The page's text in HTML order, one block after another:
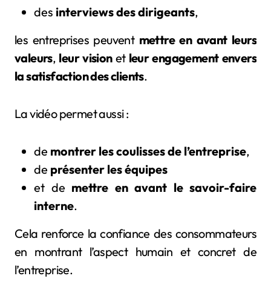
des interviews des dirigeants,
les entreprises peuvent mettre en avant leurs
valeurs, leur visionet leur engagement envers
la satisfaction des clients.
La vidéo permet aussi :
de montrer les coulisses de l’entreprise,
de présenter les équipes
et de mettre en avant le savoir-faire
interne.
Cela renforce la confiance des consommateurs
en montrant l’aspect humain et concret de
l’entreprise.